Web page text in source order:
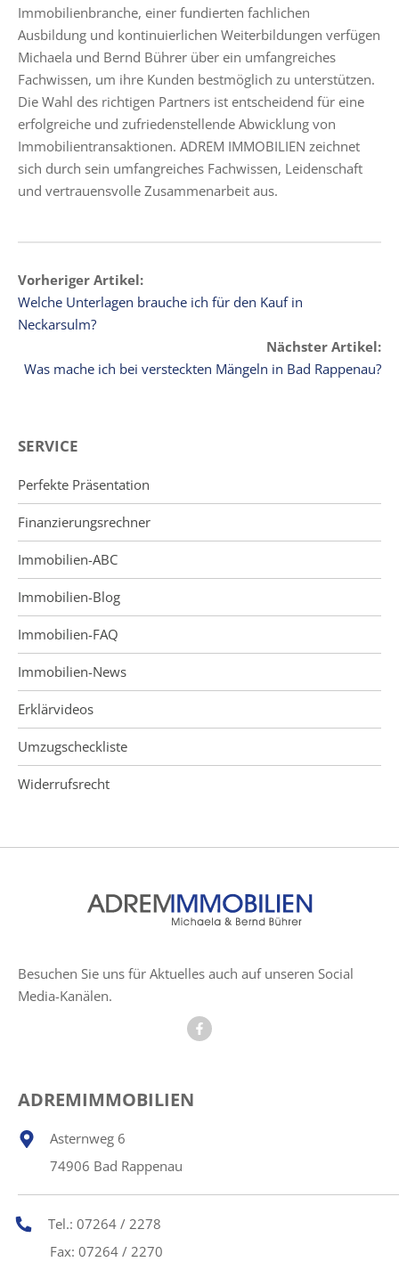
Immobilienbranche, einer fundierten fachlichen
Ausbildung und kontinuierlichen Weiterbildungen verfügen
Michaela und Bernd Bührer über ein umfangreiches
Fachwissen, um ihre Kunden bestmöglich zu unterstützen.
Die Wahl des richtigen Partners ist entscheidend für eine
erfolgreiche und zufriedenstellende Abwicklung von
Immobilientransaktionen. ADREM IMMOBILIEN zeichnet
sich durch sein umfangreiches Fachwissen, Leidenschaft
und vertrauensvolle Zusammenarbeit aus.
Vorheriger Artikel:
Welche Unterlagen brauche ich für den Kauf in
Neckarsulm?
Nächster Artikel:
Was mache ich bei versteckten Mängeln in Bad Rappenau?
SERVICE
Perfekte Präsentation
Finanzierungsrechner
Immobilien-ABC
Immobilien-Blog
Immobilien-FAQ
Immobilien-News
Erklärvideos
Umzugscheckliste
Widerrufsrecht
Besuchen Sie uns für Aktuelles auch auf unseren Social
Media-Kanälen.
ADREMIMMOBILIEN
Asternweg 6
74906 Bad Rappenau
Tel.: 07264 / 2278
Fax: 07264 / 2270